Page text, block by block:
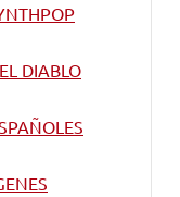
DIABLO